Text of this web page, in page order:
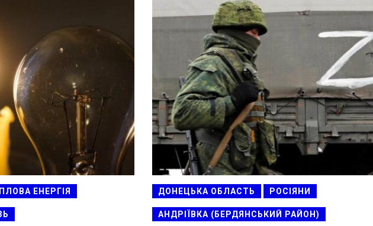
ЕНЕРГІЯ ДОНЕЦЬКА ОБЛАСТЬ РОСІЯНИ
АНДРІЇВКА (БЕРДЯНСЬКИЙ РАЙОН)